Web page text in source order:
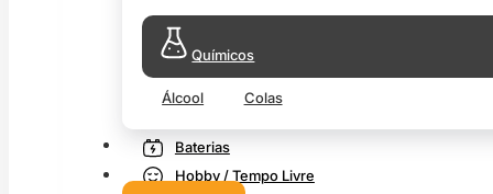
Químicos
Álcool Colas
Baterias
Hobby / Tempo Livre